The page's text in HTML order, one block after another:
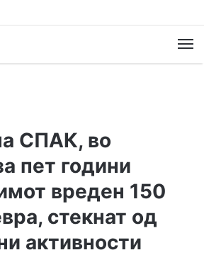
СПАК, во
пет години
вреден 150
стекнат од
активности